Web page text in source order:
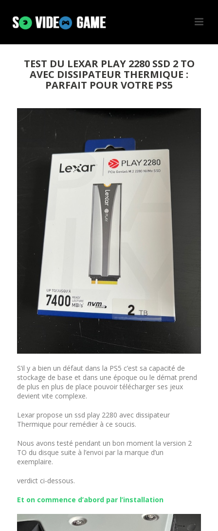
TEST DU LEXAR PLAY 2280 SSD 2 TO
AVEC DISSIPATEUR THERMIQUE :
PARFAIT POUR VOTRE PS5
S’il y a bien un défaut dans la PS5 c’est sa capacité de
stockage de base et dans une époque ou le démat prend
de plus en plus de place pouvoir télécharger ses jeux
devient vite complexe.
Lexar propose un ssd play 2280 avec dissipateur
Thermique pour remédier à ce soucis.
Nous avons testé pendant un bon moment la version 2
TO du disque suite à l’envoi par la marque d’un
exemplaire.
verdict ci-dessous.
Et on commence d’abord par l’installation